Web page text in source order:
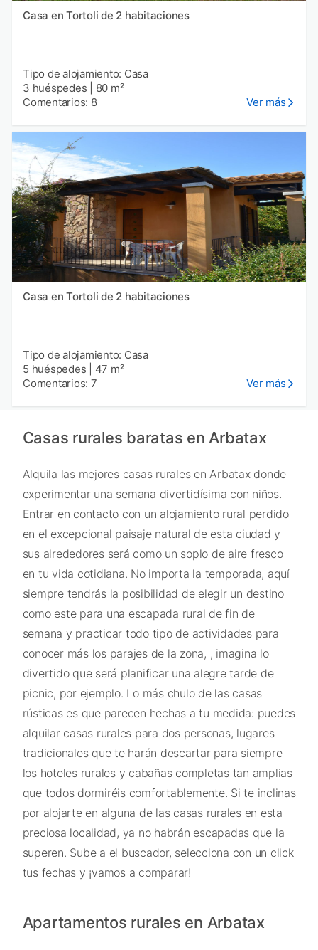
Casa en Tortoli de 2 habitaciones
Tipo de alojamiento: Casa
3 huéspedes
80 m²
Comentarios: 8
Ver más
Casa en Tortoli de 2 habitaciones
Tipo de alojamiento: Casa
5 huéspedes
47 m²
Comentarios: 7
Ver más
Casas rurales baratas en Arbatax
Alquila las mejores casas rurales en Arbatax donde
experimentar una semana divertidísima con niños.
Entrar en contacto con un alojamiento rural perdido
en el excepcional paisaje natural de esta ciudad y
sus alrededores será como un soplo de aire fresco
en tu vida cotidiana. No importa la temporada, aquí
siempre tendrás la posibilidad de elegir un destino
como este para una escapada rural de fin de
semana y practicar todo tipo de actividades para
conocer más los parajes de la zona, , imagina lo
divertido que será planificar una alegre tarde de
picnic, por ejemplo. Lo más chulo de las casas
rústicas es que parecen hechas a tu medida: puedes
alquilar casas rurales para dos personas, lugares
tradicionales que te harán descartar para siempre
los hoteles rurales y cabañas completas tan amplias
que todos dormiréis comfortablemente. Si te inclinas
por alojarte en alguna de las casas rurales en esta
preciosa localidad, ya no habrán escapadas que la
superen. Sube a el buscador, selecciona con un click
tus fechas y ¡vamos a comparar!
Apartamentos rurales en Arbatax